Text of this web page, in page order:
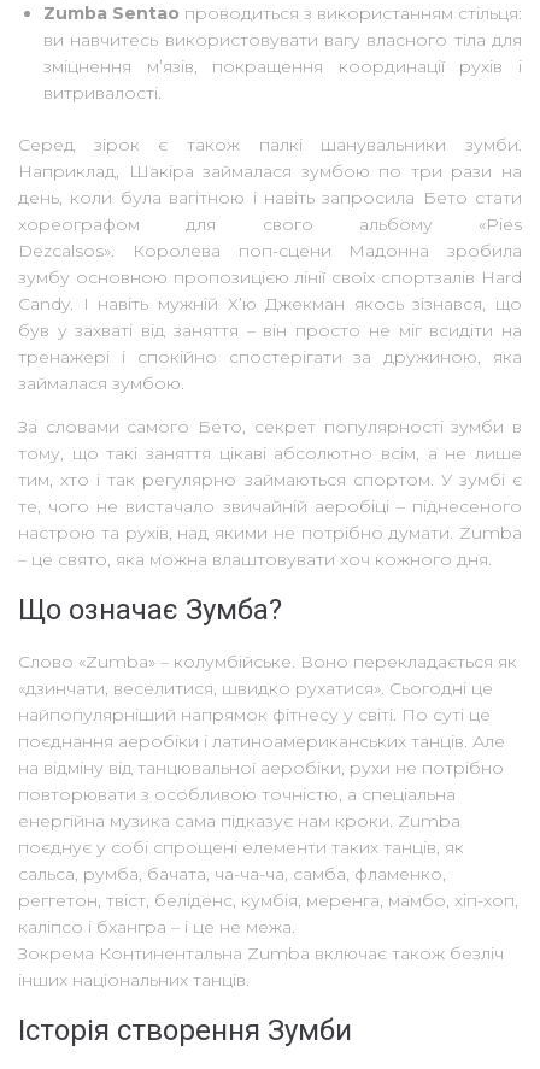
Zumba Sentao проводиться з використанням стільця:
ви навчитесь використовувати вагу власного тіла для
зміцнення м’язів, покращення координації рухів і
витривалості.
Серед зірок є також палкі шанувальники зумби.
Наприклад, Шакіра займалася зумбою по три рази на
день, коли була вагітною і навіть запросила Бето стати
хореографом для свого альбому «Pies
Dezcalsos». Королева поп-сцени Мадонна зробила
зумбу основною пропозицією лінії своїх спортзалів Hard
Candy. І навіть мужній Х’ю Джекман якось зізнався, що
був у захваті від заняття – він просто не міг всидіти на
тренажері і спокійно спостерігати за дружиною, яка
займалася зумбою.
За словами самого Бето, секрет популярності зумби в
тому, що такі заняття цікаві абсолютно всім, а не лише
тим, хто і так регулярно займаються спортом. У зумбі є
те, чого не вистачало звичайній аеробіці – піднесеного
настрою та рухів, над якими не потрібно думати. Zumba
– це свято, яка можна влаштовувати хоч кожного дня.
Що означає Зумба?
Слово «Zumba» – колумбійське. Воно перекладається як
«дзинчати, веселитися, швидко рухатися». Сьогодні це
найпопулярніший напрямок фітнесу у світі. По суті це
поєднання аеробіки і латиноамериканських танців. Але
на відміну від танцювальної аеробіки, рухи не потрібно
повторювати з особливою точністю, а спеціальна
енергійна музика сама підказує нам кроки. Zumba
поєднує у собі спрощені елементи таких танців, як
сальса, румба, бачата, ча-ча-ча, самба, фламенко,
реггетон, твіст, беліденс, кумбія, меренга, мамбо, хіп-хоп,
каліпсо і бхангра – і це не межа.
Зокрема Континентальна Zumba включає також безліч
інших національних танців.
Історія створення Зумби